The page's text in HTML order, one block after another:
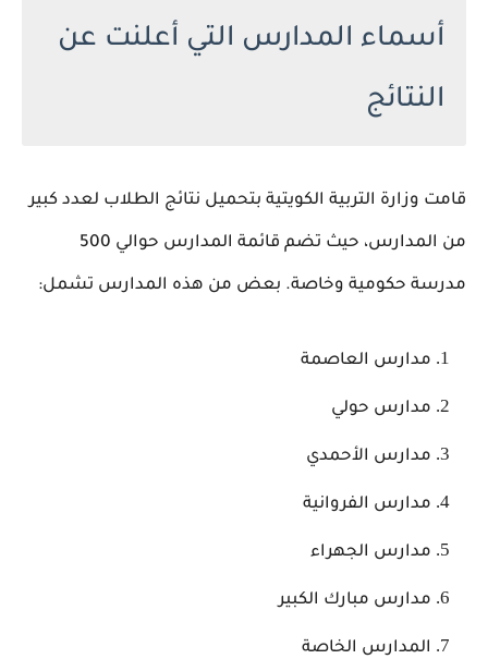
أسماء المدارس التي أعلنت عن
النتائج
قامت وزارة التربية الكويتية بتحميل نتائج الطلاب لعدد كبير
من المدارس، حيث تضم قائمة المدارس حوالي 500
مدرسة حكومية وخاصة. بعض من هذه المدارس تشمل:
مدارس العاصمة
مدارس حولي
مدارس الأحمدي
مدارس الفروانية
مدارس الجهراء
مدارس مبارك الكبير
المدارس الخاصة